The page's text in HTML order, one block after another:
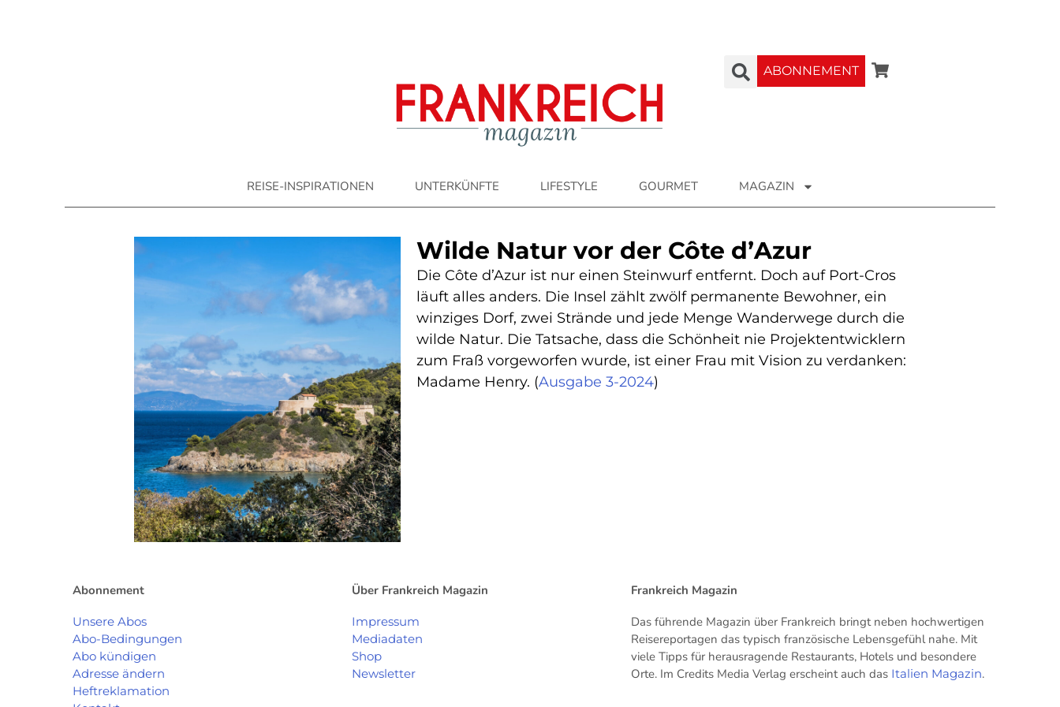
ABONNEMENT
REISE-INSPIRATIONEN UNTERKÜNFTE LIFESTYLE GOURMET MAGAZIN
Wilde Natur vor der Côte dʼAzur
Die Côte d’Azur ist nur einen Steinwurf entfernt. Doch auf Port-Cros
läuft alles anders. Die Insel zählt zwölf permanente Bewohner, ein
winziges Dorf, zwei Strände und jede Menge Wanderwege durch die
wilde Natur. Die Tatsache, dass die Schönheit nie Projektentwicklern
zum Fraß vorgeworfen wurde, ist einer Frau mit Vision zu verdanken:
Madame Henry. (Ausgabe 3-2024)
Abonnement
Unsere Abos
Abo-Bedingungen
Abo kündigen
Adresse ändern
Heftreklamation
Über Frankreich Magazin
Impressum
Mediadaten
Shop
Newsletter
Frankreich Magazin
Das führende Magazin über Frankreich bringt neben hochwertigen
Reisereportagen das typisch französische Lebensgefühl nahe. Mit
viele Tipps für herausragende Restaurants, Hotels und besondere
Orte. Im Credits Media Verlag erscheint auch das Italien Magazin.